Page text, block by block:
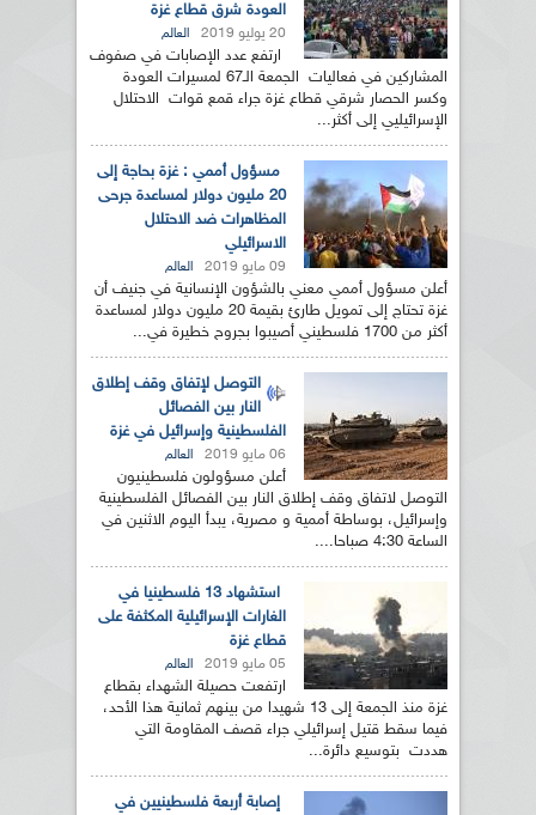
العودة شرق قطاع غزة
20 يوليو 2019 العالم
ارتفع عدد الإصابات في صفوف
المشاركين في فعاليات الجمعة الـ67 لمسيرات العودة
وكسر الحصار شرقي قطاع غزة جراء قمع قوات الاحتلال
الإسرائيليي إلى أكثر...
مسؤول أممي : غزة بحاجة إلى
20 مليون دولار لمساعدة جرحى
المظاهرات ضد الاحتلال
الاسرائيلي
09 مايو 2019 العالم
أعلن مسؤول أممي معني بالشؤون الإنسانية في جنيف أن
غزة تحتاج إلى تمويل طارئ بقيمة 20 مليون دولار لمساعدة
أكثر من 1700 فلسطيني أصيبوا بجروح خطيرة في...
التوصل لإتفاق وقف إطلاق
النار بين الفصائل
الفلسطينية وإسرائيل في غزة
06 مايو 2019 العالم
أعلن مسؤولون فلسطينيون
التوصل لاتفاق وقف إطلاق النار بين الفصائل الفلسطينية
وإسرائيل، بوساطة أممية و مصرية، يبدأ اليوم الاثنين في
الساعة 4:30 صباحا....
استشهاد 13 فلسطينيا في
الغارات الإسرائيلية المكثفة على
قطاع غزة
05 مايو 2019 العالم
ارتفعت حصيلة الشهداء بقطاع
غزة منذ الجمعة إلى 13 شهيدا من بينهم ثمانية هذا الأحد،
فيما سقط قتيل إسرائيلي جراء قصف المقاومة التي
هددت بتوسيع دائرة...
إصابة أربعة فلسطينيين في